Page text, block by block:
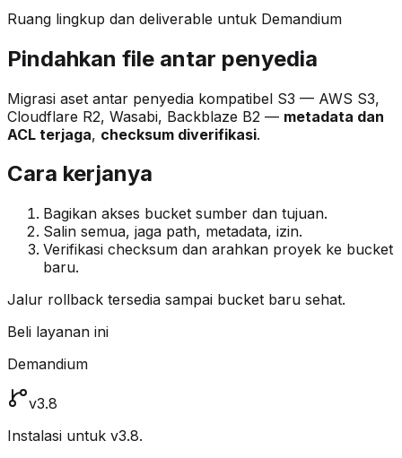
Ruang lingkup dan deliverable untuk Demandium
Pindahkan file antar penyedia
Migrasi aset antar penyedia kompatibel S3 — AWS S3,
Cloudflare R2, Wasabi, Backblaze B2 — metadata dan
ACL terjaga, checksum diverifikasi.
Cara kerjanya
Bagikan akses bucket sumber dan tujuan.
Salin semua, jaga path, metadata, izin.
Verifikasi checksum dan arahkan proyek ke bucket
baru.
Jalur rollback tersedia sampai bucket baru sehat.
Beli layanan ini
Demandium
v3.8
Instalasi untuk v3.8.